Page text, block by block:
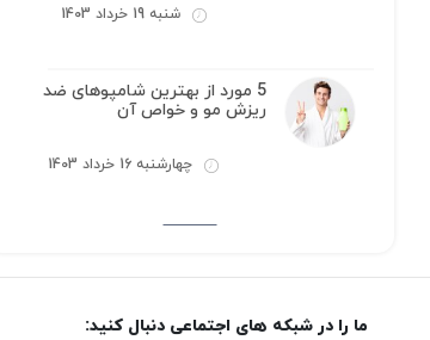
شنبه 19 خرداد 1403
5 مورد از بهترین شامپوهای ضد
ریزش مو و خواص آن
چهارشنبه 16 خرداد 1403
ما را در شبکه های اجتماعی دنبال کنید: